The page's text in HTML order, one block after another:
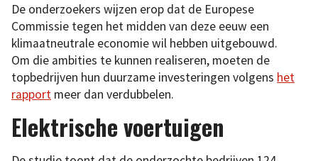
De onderzoekers wijzen erop dat de Europese
Commissie tegen het midden van deze eeuw een
klimaatneutrale economie wil hebben uitgebouwd.
Om die ambities te kunnen realiseren, moeten de
topbedrijven hun duurzame investeringen volgens het
rapport meer dan verdubbelen.
Elektrische voertuigen